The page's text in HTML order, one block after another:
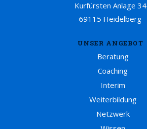
Kurfürsten Anlage 34
69115 Heidelberg
UNSER ANGEBOT
Beratung
Coaching
Interim
Weiterbildung
Netzwerk